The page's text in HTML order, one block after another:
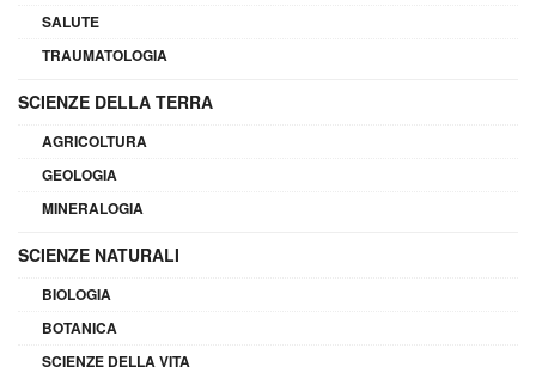
SALUTE
TRAUMATOLOGIA
SCIENZE DELLA TERRA
AGRICOLTURA
GEOLOGIA
MINERALOGIA
SCIENZE NATURALI
BIOLOGIA
BOTANICA
SCIENZE DELLA VITA